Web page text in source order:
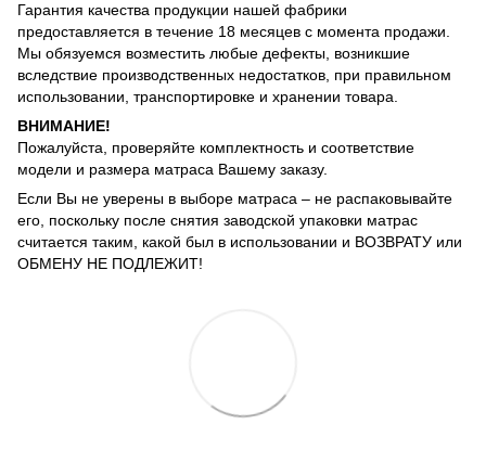
Гарантия качества продукции нашей фабрики
предоставляется в течение 18 месяцев с момента продажи.
Мы обязуемся возместить любые дефекты, возникшие
вследствие производственных недостатков, при правильном
использовании, транспортировке и хранении товара.
ВНИМАНИЕ!
Пожалуйста, проверяйте комплектность и соответствие
модели и размера матраса Вашему заказу.
Если Вы не уверены в выборе матраса – не распаковывайте
его, поскольку после снятия заводской упаковки матрас
считается таким, какой был в использовании и ВОЗВРАТУ или
ОБМЕНУ НЕ ПОДЛЕЖИТ!